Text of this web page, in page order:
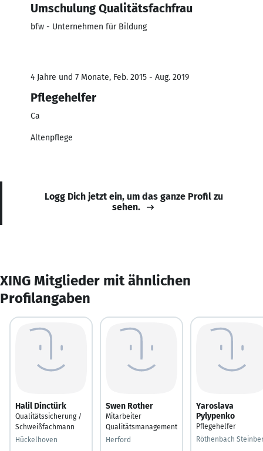
Umschulung Qualitätsfachfrau
bfw - Unternehmen für Bildung
4 Jahre und 7 Monate, Feb. 2015 - Aug. 2019
Pflegehelfer
Ca
Altenpflege
Logg Dich jetzt ein, um das ganze Profil zu
sehen.
XING Mitglieder mit ähnlichen
Profilangaben
Halil Dinctürk
Qualitätssicherung /
Schweißfachmann
Hückelhoven
Swen Rother
Mitarbeiter
Qualitätsmanagement
Herford
Yaroslava
Pylypenko
Pflegehelfer
Röthenbach